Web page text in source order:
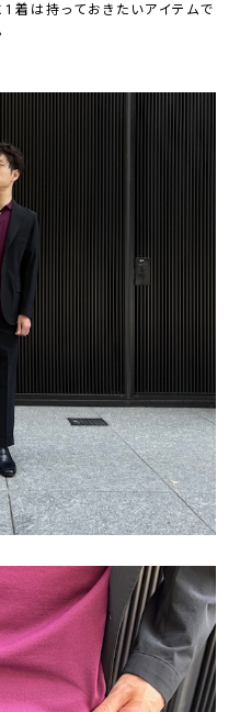
着は持っておきたいアイテムで